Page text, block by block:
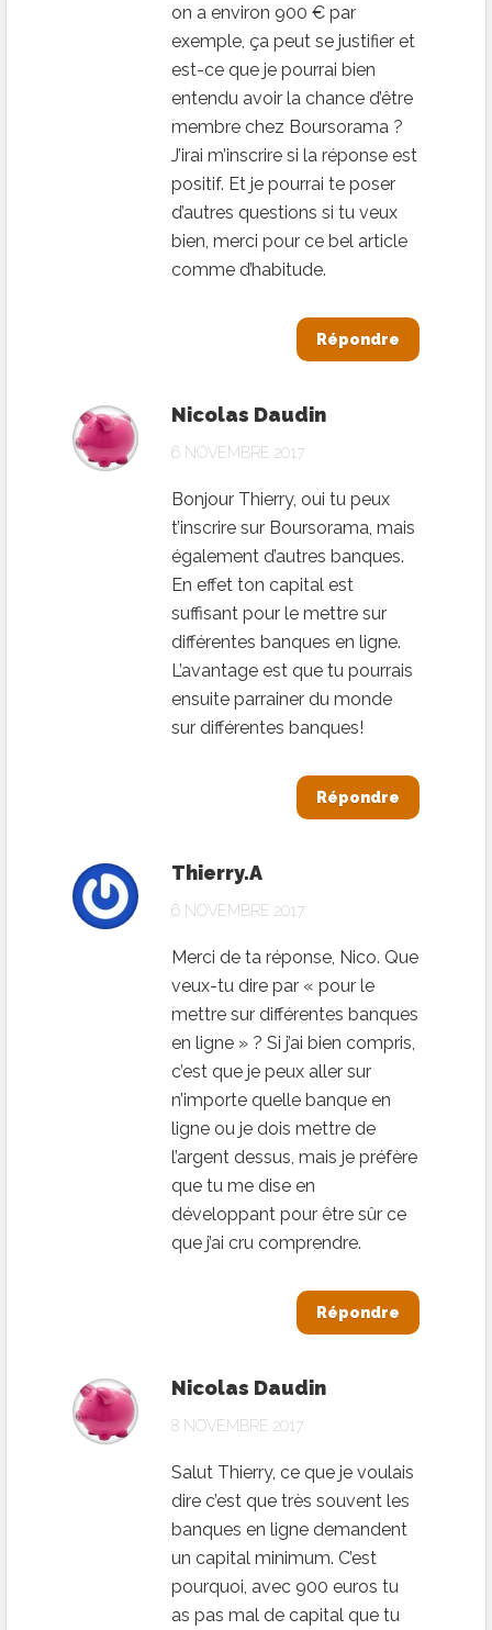
on a environ 900 € par
exemple, ça peut se justifier et
est-ce que je pourrai bien
entendu avoir la chance d’être
membre chez Boursorama ?
J’irai m’inscrire si la réponse est
positif. Et je pourrai te poser
d’autres questions si tu veux
bien, merci pour ce bel article
comme d’habitude.
Répondre
Nicolas Daudin
6 NOVEMBRE 2017
Bonjour Thierry, oui tu peux
t’inscrire sur Boursorama, mais
également d’autres banques.
En effet ton capital est
suffisant pour le mettre sur
différentes banques en ligne.
L’avantage est que tu pourrais
ensuite parrainer du monde
sur différentes banques!
Répondre
Thierry.A
6 NOVEMBRE 2017
Merci de ta réponse, Nico. Que
veux-tu dire par « pour le
mettre sur différentes banques
en ligne » ? Si j’ai bien compris,
c’est que je peux aller sur
n’importe quelle banque en
ligne ou je dois mettre de
l’argent dessus, mais je préfère
que tu me dise en
développant pour être sûr ce
que j’ai cru comprendre.
Répondre
Nicolas Daudin
8 NOVEMBRE 2017
Salut Thierry, ce que je voulais
dire c’est que très souvent les
banques en ligne demandent
un capital minimum. C’est
pourquoi, avec 900 euros tu
as pas mal de capital que tu